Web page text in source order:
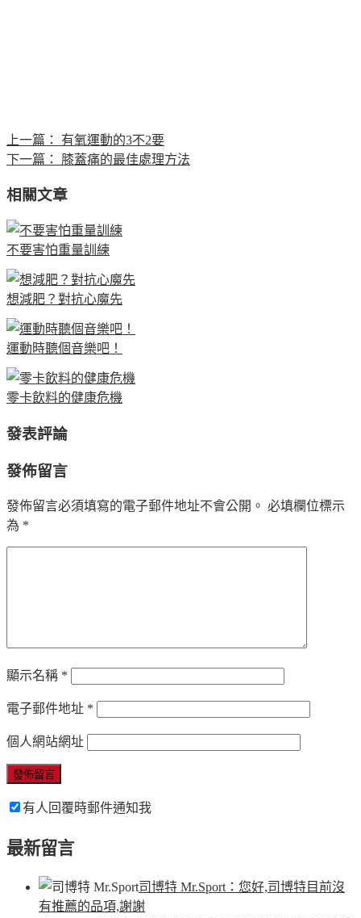
上一篇：
有氧運動的3不2要
下一篇：
膝蓋痛的最佳處理方法
相關文章
不要害怕重量訓練
想減肥？對抗心魔先
運動時聽個音樂吧！
零卡飲料的健康危機
發表評論
發佈留言
發佈留言必須填寫的電子郵件地址不會公開。 必填欄位標示
為 *
顯示名稱 *
電子郵件地址 *
個人網站網址
有人回覆時郵件通知我
最新留言
司博特 Mr.Sport ：您好,司博特目前沒
有推薦的品項,謝謝